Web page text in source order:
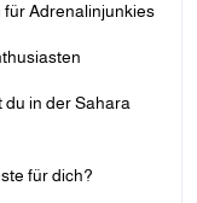
Adrenalinjunkies
in der Sahara
für dich?